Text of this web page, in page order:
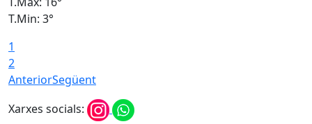
T.Min: 3°
1
2
AnteriorSegüent
Xarxes socials: